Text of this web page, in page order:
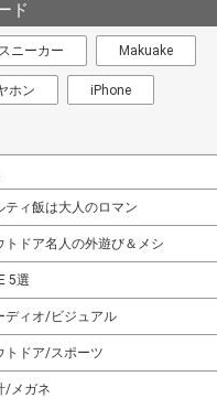
ド
スニーカー Makuake
ホン iPhone
ティ飯は大人のロマン
トドア名人の外遊び＆メシ
5選
ディオ/ビジュアル
トドア/スポーツ
/メガネ